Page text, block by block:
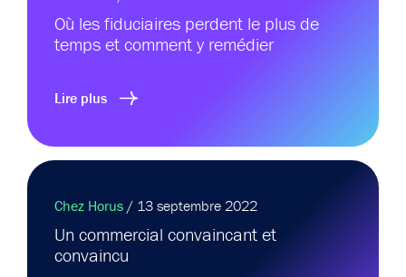
Où les fiduciaires perdent le plus de
temps et comment y remédier
Lire plus
Chez Horus / 13 septembre 2022
Un commercial convaincant et
convaincu